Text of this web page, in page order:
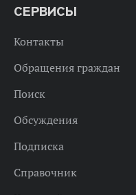
СЕРВИСЫ
Контакты
Обращения граждан
Поиск
Обсуждения
Подписка
Справочник